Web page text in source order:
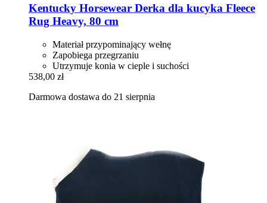
Kentucky Horsewear Derka dla kucyka Fleece
Rug Heavy, 80 cm
Materiał przypominający wełnę
Zapobiega przegrzaniu
Utrzymuje konia w cieple i suchości
538,00 zł
Darmowa dostawa do 21 sierpnia